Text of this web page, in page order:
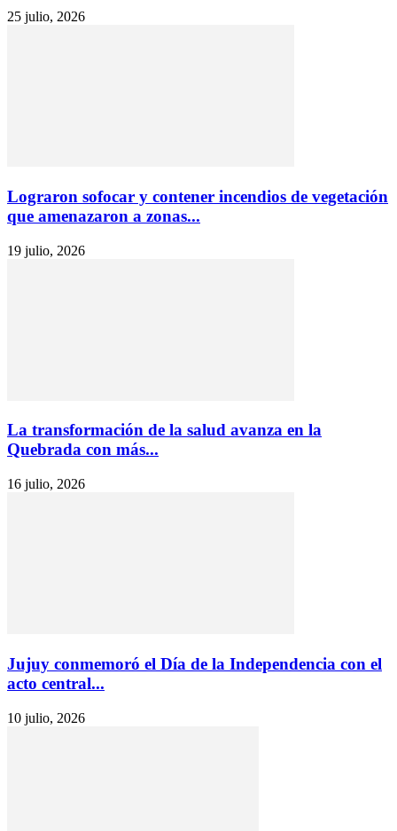
25 julio, 2026
Lograron sofocar y contener incendios de vegetación
que amenazaron a zonas...
19 julio, 2026
La transformación de la salud avanza en la
Quebrada con más...
16 julio, 2026
Jujuy conmemoró el Día de la Independencia con el
acto central...
10 julio, 2026